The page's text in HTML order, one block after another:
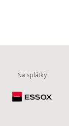
Na splátky